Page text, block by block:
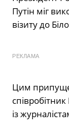
Путін міг
візиту до
РЕКЛАМА
Цим
із